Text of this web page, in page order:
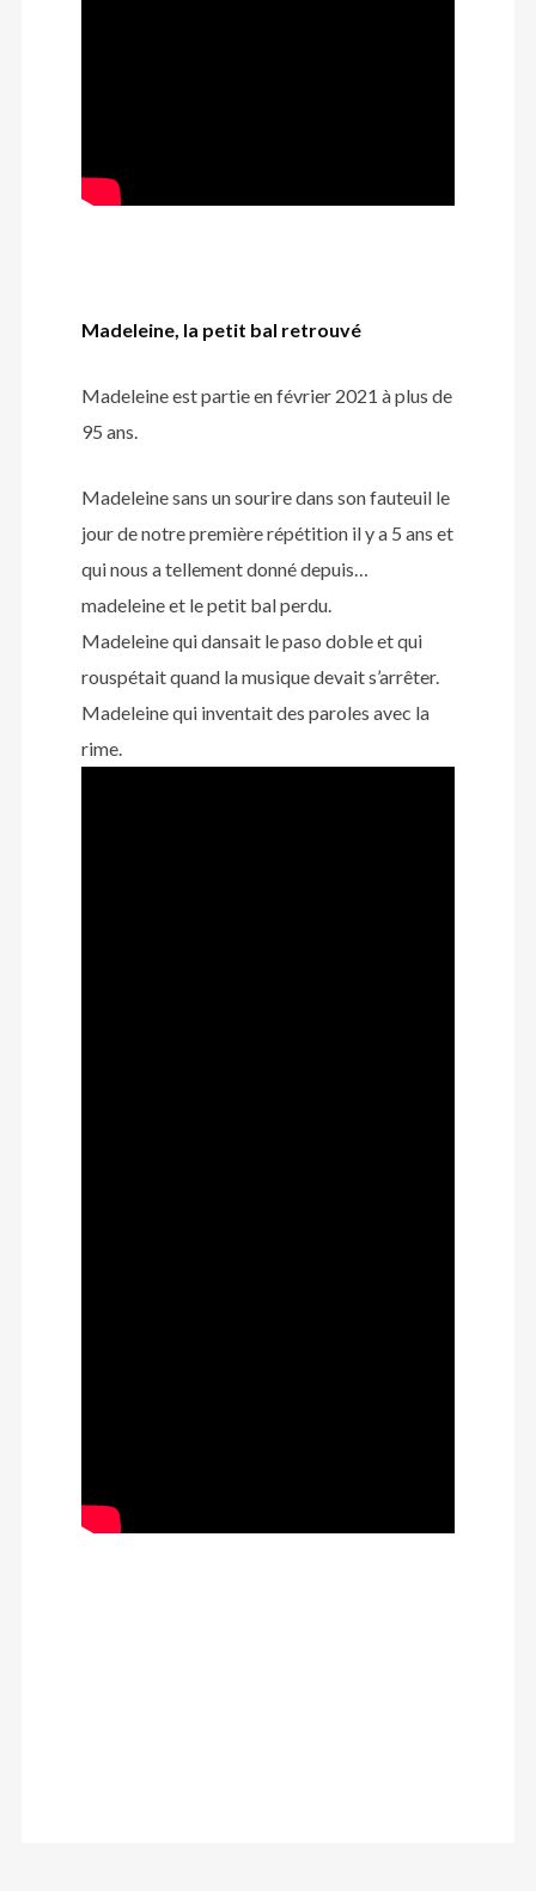
Madeleine, la petit bal retrouvé
Madeleine est partie en février 2021 à plus de
95 ans.
Madeleine sans un sourire dans son fauteuil le
jour de notre première répétition il y a 5 ans et
qui nous a tellement donné depuis…
madeleine et le petit bal perdu.
Madeleine qui dansait le paso doble et qui
rouspétait quand la musique devait s’arrêter.
Madeleine qui inventait des paroles avec la
rime.